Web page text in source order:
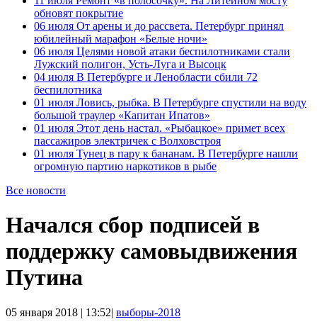
обновят покрытие
06 июля От арены и до рассвета. Петербург принял
юбилейный марафон «Белые ночи»
06 июля Целями новой атаки беспилотниками стали
Лужский полигон, Усть-Луга и Высоцк
04 июля В Петербурге и Ленобласти сбили 72
беспилотника
01 июля Ловись, рыбка. В Петербурге спустили на воду
большой траулер «Капитан Ипатов»
01 июля Этот день настал. «Рыбацкое» примет всех
пассажиров электричек с Волховстроя
01 июля Тунец в пару к бананам. В Петербурге нашли
огромную партию наркотиков в рыбе
Все новости
Начался сбор подписей в
поддержку самовыдвижения
Путина
05 января 2018 | 13:52| выборы-2018